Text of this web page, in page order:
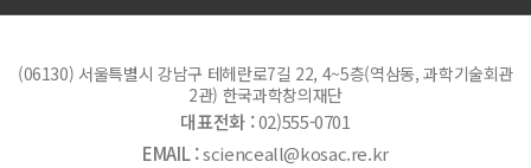
(06130) 서울특별시 강남구 테헤란로7길 22, 4~5층(역삼동, 과학기술회관
2관) 한국과학창의재단
대표전화 :02)555-0701
EMAIL :scienceall@kosac.re.kr